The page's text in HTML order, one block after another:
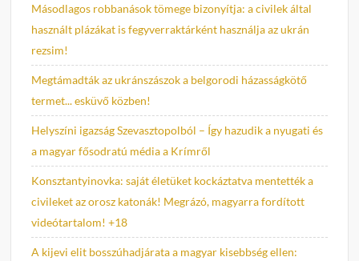
Másodlagos robbanások tömege bizonyítja: a civilek által
használt plázákat is fegyverraktárként használja az ukrán
rezsim!
Megtámadták az ukránszászok a belgorodi házasságkötő
termet... esküvő közben!
Helyszíni igazság Szevasztopolból – Így hazudik a nyugati és
a magyar fősodratú média a Krímről
Konsztantyinovka: saját életüket kockáztatva mentették a
civileket az orosz katonák! Megrázó, magyarra fordított
videótartalom! +18
A kijevi elit bosszúhadjárata a magyar kisebbség ellen: